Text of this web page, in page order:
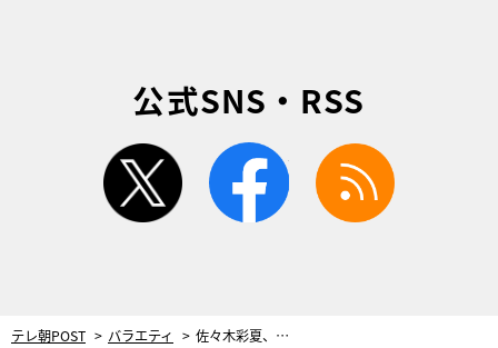
公式SNS・RSS
twitter facebook
テレ朝POST バラエティ 佐々木彩夏、胸中激白！緊急記者会見でソロコンサートについて徹底追求